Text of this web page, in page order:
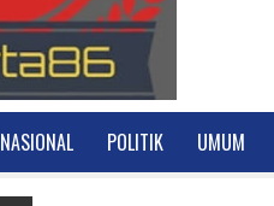
NASIONAL POLITIK UMUM